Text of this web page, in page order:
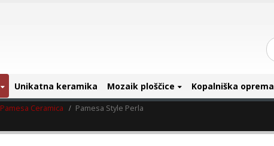
Unikatna keramika Mozaik ploščice Kopalniška oprema
Pamesa Ceramica Pamesa Style Perla